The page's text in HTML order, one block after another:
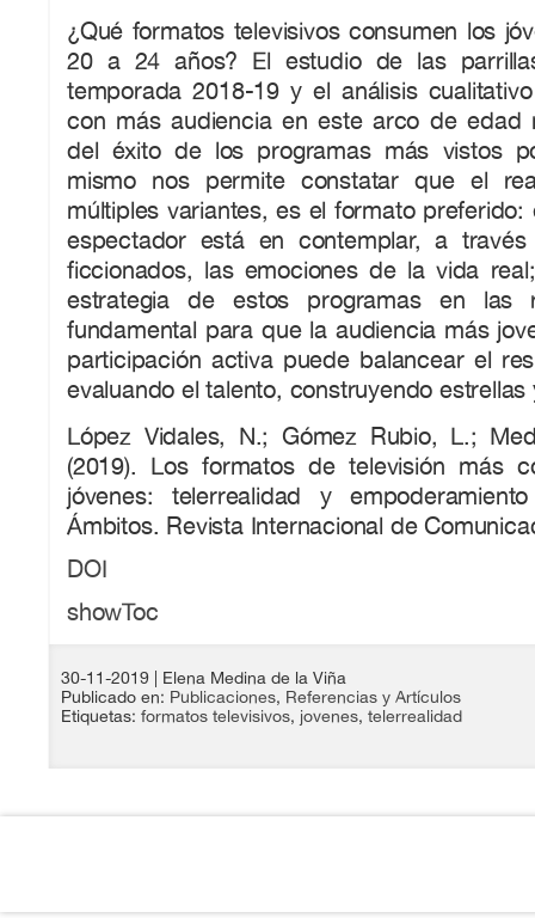
¿Qué formatos televisivos consumen los
20 a 24 años? El estudio de las
temporada 2018-19 y el análisis
con más audiencia en este arco de edad
del éxito de los programas más vistos
mismo nos permite constatar que el
múltiples variantes, es el formato
espectador está en contemplar, a
ficcionados, las emociones de la vida
estrategia de estos programas en las
fundamental para que la audiencia más
participación activa puede balancear el
evaluando el talento, construyendo
López Vidales, N.; Gómez Rubio, L.;
(2019). Los formatos de televisión más
jóvenes: telerrealidad y
Ámbitos. Revista Internacional de
DOI
showToc
30-11-2019
| Elena Medina de la Viña
Publicado en: Publicaciones, Referencias y Artículos
Etiquetas: formatos televisivos, jovenes, telerrealidad